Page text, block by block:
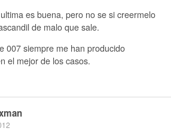
es buena, pero no se si creermelo
de malo que sale.
007 siempre me han producido
el mejor de los casos.